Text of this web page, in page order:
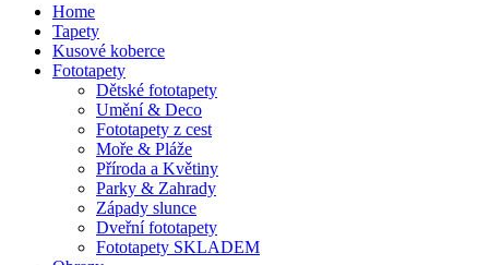
Home
Tapety
Kusové koberce
Fototapety
Dětské fototapety
Umění & Deco
Fototapety z cest
Moře & Pláže
Příroda a Květiny
Parky & Zahrady
Západy slunce
Dveřní fototapety
Fototapety SKLADEM